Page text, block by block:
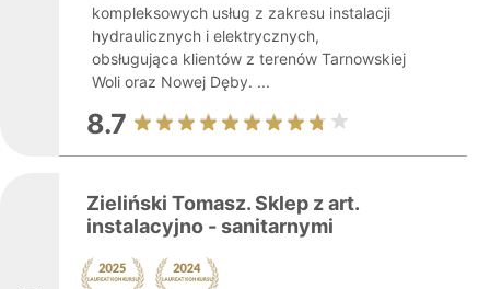
kompleksowych usług z zakresu instalacji
hydraulicznych i elektrycznych,
obsługująca klientów z terenów Tarnowskiej
Woli oraz Nowej Dęby. ...
8.7
Zieliński Tomasz. Sklep z art.
instalacyjno - sanitarnymi